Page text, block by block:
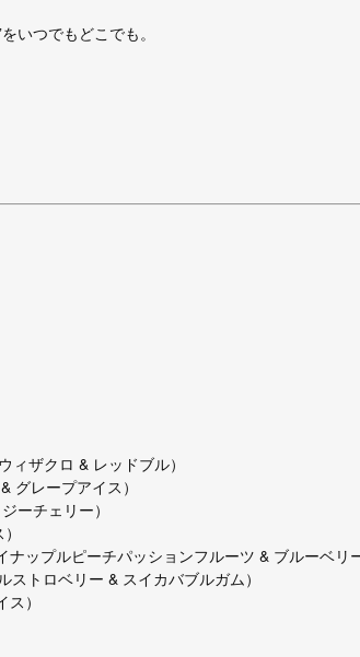
いつでもどこでも。
ザクロ & レッドブル）
グレープアイス）
ーチェリー）
ップルピーチパッションフルーツ & ブルーベリ
トロベリー & スイカバブルガム）
）